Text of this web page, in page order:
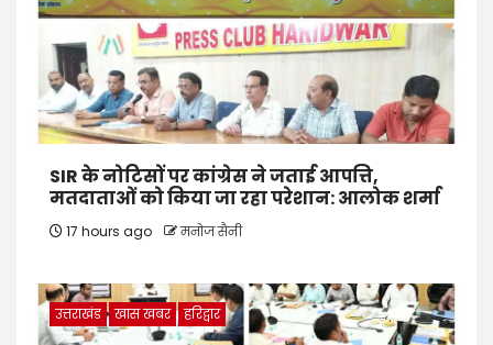
SIR के नोटिसों पर कांग्रेस ने जताई आपत्ति,
मतदाताओं को किया जा रहा परेशान: आलोक शर्मा
17 hours ago मनोज सैनी
उत्तराखंड खास खबर हरिद्वार